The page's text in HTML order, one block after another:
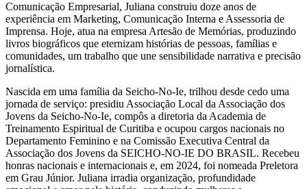
Comunicação Empresarial, Juliana construiu doze anos de
experiência em Marketing, Comunicação Interna e Assessoria de
Imprensa. Hoje, atua na empresa Artesão de Memórias, produzindo
livros biográficos que eternizam histórias de pessoas, famílias e
comunidades, um trabalho que une sensibilidade narrativa e precisão
jornalística.
Nascida em uma família da Seicho-No-Ie, trilhou desde cedo uma
jornada de serviço: presidiu Associação Local da Associação dos
Jovens da Seicho-No-Ie, compôs a diretoria da Academia de
Treinamento Espiritual de Curitiba e ocupou cargos nacionais no
Departamento Feminino e na Comissão Executiva Central da
Associação dos Jovens da SEICHO-NO-IE DO BRASIL. Recebeu
honras nacionais e internacionais e, em 2024, foi nomeada Preletora
em Grau Júnior. Juliana irradia organização, profundidade